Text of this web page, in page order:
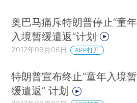
奥巴马痛斥特朗普停止“童年
入境暂缓遣返”计划
2017年09月06日 APP打开
特朗普宣布终止“童年入境暂
缓遣返” 计划